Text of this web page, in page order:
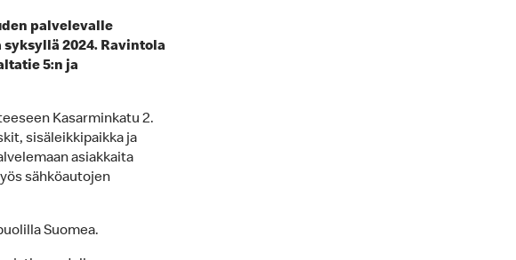
palvelevalle
2024. Ravintola
5:n ja
Kasarminkatu 2.
sisäleikkipaikka ja
asiakkaita
sähköautojen
Suomea.